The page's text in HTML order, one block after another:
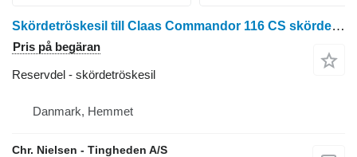
Skördetröskesil till Claas Commandor 116 CS skördetröska
Pris på begäran
Reservdel - skördetröskesil
Danmark, Hemmet
Chr. Nielsen - Tingheden A/S